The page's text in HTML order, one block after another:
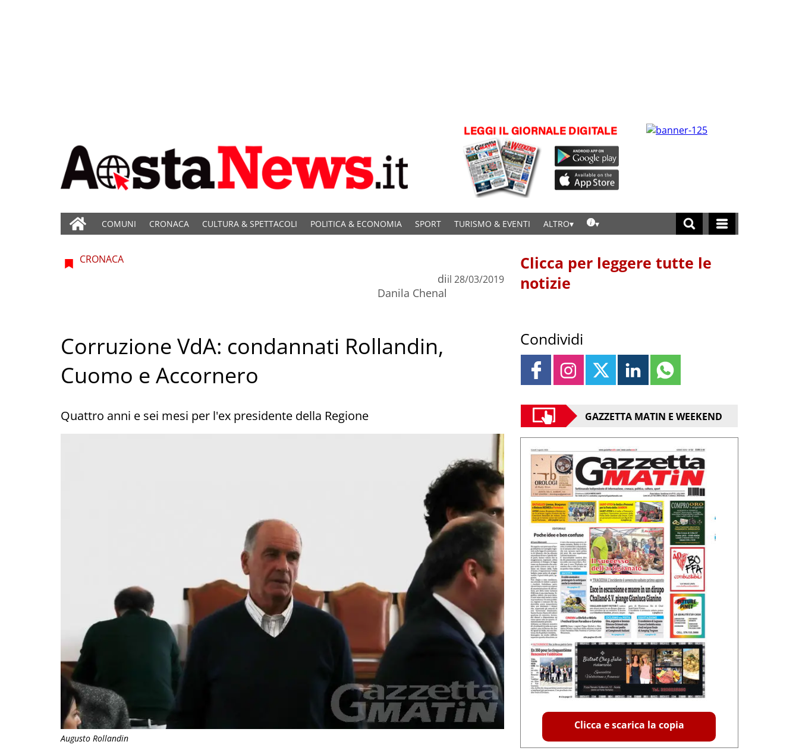
COMUNI CRONACA CULTURA & SPETTACOLI POLITICA & ECONOMIA SPORT TURISMO & EVENTI ALTRO
Augusto Rollandin
CRONACA
di
Danila Chenal
il 28/03/2019
Corruzione VdA: condannati Rollandin,
Cuomo e Accornero
Quattro anni e sei mesi per l'ex presidente della Regione
Clicca per leggere tutte le
notizie
Condividi
GAZZETTA MATIN E WEEKEND
Clicca e scarica la copia